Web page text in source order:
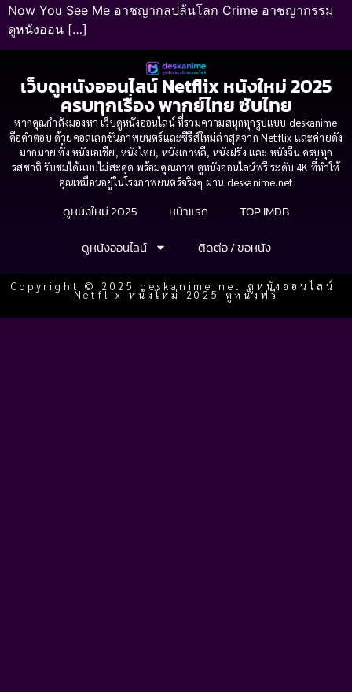
Now You See Me อาชญากลปล้นโลก Crime อาชญากรรม
ดูหนังออน […]
เว็บดูหนังออนไลน์ Netflix หนังใหม่ 2025
ครบทุกเรื่อง พากย์ไทย ซับไทย
หากคุณกำลังมองหา เว็บดูหนังออนไลน์ ที่รวมความสนุกทุกรูปแบบ deskanime
คือคำตอบ ด้วยคอลเลกชันภาพยนตร์และซีรีส์ใหม่ล่าสุดจาก Netflix และค่ายดัง
มากมาย ทั้ง หนังเอเชีย, หนังไทย, หนังเกาหลี, หนังฝรั่ง และ หนังจีน ครบทุก
รสชาติ รับชมได้แบบไม่สะดุด พร้อมคุณภาพ ดูหนังออนไลน์ฟรี ระดับ 4K ที่ทำให้
คุณเหมือนอยู่ในโรงภาพยนตร์จริงๆ ผ่าน deskanime.net
ดูหนังใหม่ 2025 หน้าแรก
TOP IMDB
ดูหนังออนไลน์
ติดต่อ / ขอหนัง
Copyright © 2025 deskanime.net ดูหนังออนไลน์
Netflix หนังใหม่ 2025 ดูหนังฟรี